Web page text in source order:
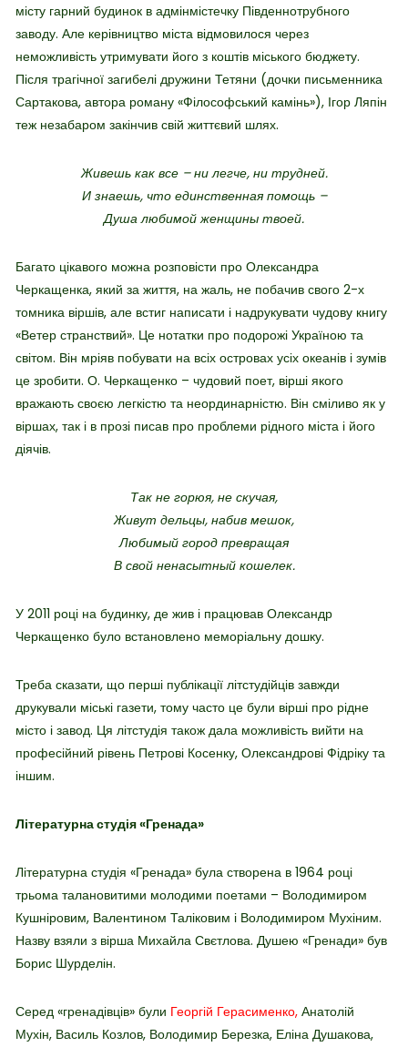
місту гарний будинок в адмінмістечку Південнотрубного
заводу. Але керівництво міста відмовилося через
неможливість утримувати його з коштів міського бюджету.
Після трагічної загибелі дружини Тетяни (дочки письменника
Сартакова, автора роману «Філософський камінь»), Ігор Ляпін
теж незабаром закінчив свій життєвий шлях.
Живешь как все – ни легче, ни трудней.
И знаешь, что единственная помощь –
Душа любимой женщины твоей.
Багато цікавого можна розповісти про Олександра
Черкащенка, який за життя, на жаль, не побачив свого 2-х
томника віршів, але встиг написати і надрукувати чудову книгу
«Ветер странствий». Це нотатки про подорожі Україною та
світом. Він мріяв побувати на всіх островах усіх океанів і зумів
це зробити. О. Черкащенко – чудовий поет, вірші якого
вражають своєю легкістю та неординарністю. Він сміливо як у
віршах, так і в прозі писав про проблеми рідного міста і його
діячів.
Так не горюя, не скучая,
Живут дельцы, набив мешок,
Любимый город превращая
В свой ненасытный кошелек.
У 2011 році на будинку, де жив і працював Олександр
Черкащенко було встановлено меморіальну дошку.
Треба сказати, що перші публікації літстудійців завжди
друкували міські газети, тому часто це були вірші про рідне
місто і завод. Ця літстудія також дала можливість вийти на
професійний рівень Петрові Косенку, Олександрові Фідріку та
іншим.
Літературна студія «Гренада»
Літературна студія «Гренада» була створена в 1964 році
трьома талановитими молодими поетами – Володимиром
Кушніровим, Валентином Таліковим і Володимиром Мухіним.
Назву взяли з вірша Михайла Свєтлова. Душею «Гренади» був
Борис Шурделін.
Серед «гренадівців» були Георгій Герасименко,Анатолій
Мухін, Василь Козлов, Володимир Березка, Еліна Душакова,